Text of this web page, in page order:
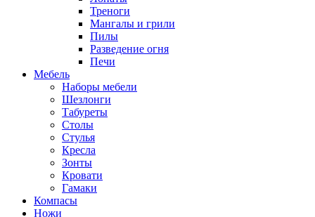
Треноги
Мангалы и грили
Пилы
Разведение огня
Печи
Мебель
Наборы мебели
Шезлонги
Табуреты
Столы
Стулья
Кресла
Зонты
Кровати
Гамаки
Компасы
Ножи